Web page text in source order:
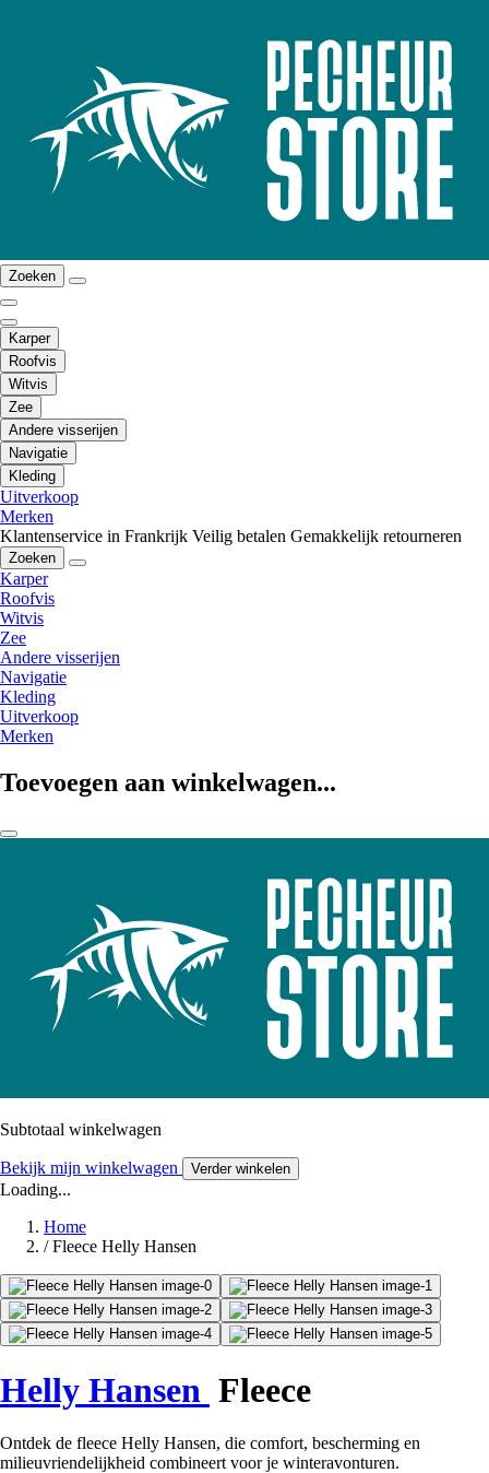
Zoeken
Karper
Roofvis
Witvis
Zee
Andere visserijen
Navigatie
Kleding
Uitverkoop
Merken
Klantenservice in Frankrijk Veilig betalen Gemakkelijk retourneren
Zoeken
Karper
Roofvis
Witvis
Zee
Andere visserijen
Navigatie
Kleding
Uitverkoop
Merken
Toevoegen aan winkelwagen...
Subtotaal winkelwagen
Bekijk mijn winkelwagen Verder winkelen
Loading...
Home
/ Fleece Helly Hansen
Helly Hansen Fleece
Ontdek de fleece Helly Hansen, die comfort, bescherming en
milieuvriendelijkheid combineert voor je winteravonturen.